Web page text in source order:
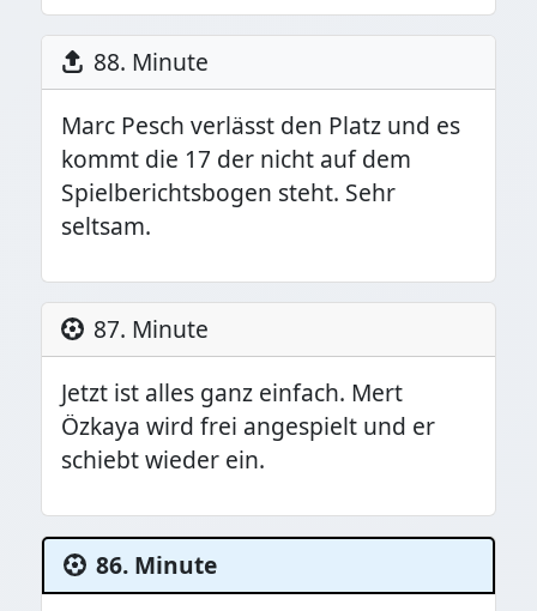
88. Minute
Marc Pesch verlässt den Platz und es
kommt die 17 der nicht auf dem
Spielberichtsbogen steht. Sehr
seltsam.
87. Minute
Jetzt ist alles ganz einfach. Mert
Özkaya wird frei angespielt und er
schiebt wieder ein.
86. Minute